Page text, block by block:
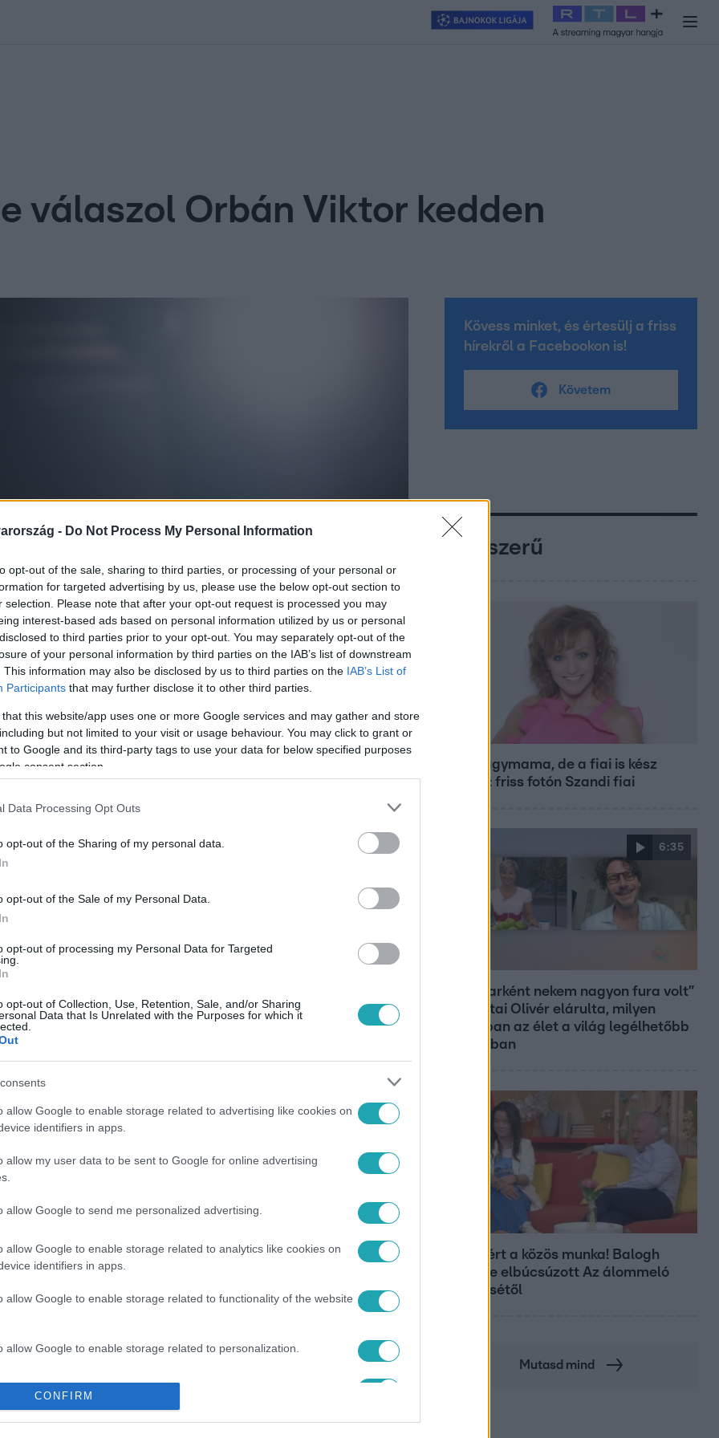
- Do Not Process My Personal Information
opt-out of the sale, sharing to third parties, or processing of your personal or
for targeted advertising by us, please use the below opt-out section to
selection. Please note that after your opt-out request is processed you may
interest-based ads based on personal information utilized by us or personal
to third parties prior to your opt-out. You may separately opt-out of the
of your personal information by third parties on the IAB’s list of downstream
This information may also be disclosed by us to third parties on the IAB’s List of
Participants that may further disclose it to other third parties.
that this website/app uses one or more Google services and may gather and store
but not limited to your visit or usage behaviour. You may click to grant or
to Google and its third-party tags to use your data for below specified purposes
consent section.
Data Processing Opt Outs
opt-out of the Sharing of my personal data.
opt-out of the Sale of my Personal Data.
opt-out of processing my Personal Data for Targeted
opt-out of Collection, Use, Retention, Sale, and/or Sharing
Data that Is Unrelated with the Purposes for which it
allow Google to enable storage related to advertising like cookies on
identifiers in apps.
allow my user data to be sent to Google for online advertising
allow Google to send me personalized advertising.
allow Google to enable storage related to analytics like cookies on
identifiers in apps.
allow Google to enable storage related to functionality of the website
allow Google to enable storage related to personalization.
allow Google to enable storage related to security, including
functionality and fraud prevention, and other user protection.
CONFIRM
Exek csatája 2026 Celeb vagyok, ments ki innen
válaszol Orbán Viktor kedden
kétszer áll a sajtó elé, interjút
lapoknak ad.
legyen a Google-találatokban!
Kövess minket, és értesülj a friss
hírekről a Facebookon is!
Követem
Népszerű
Már nagymama, de a fiai is kész
férfiak: friss fotón Szandi fiai
6:35
„Magyarként nekem nagyon fura volt”
– Pusztai Olivér elárulta, milyen
valójában az élet a világ legélhetőbb
városában
Véget ért a közös munka! Balogh
Levente elbúcsúzott Az álommeló
győztesétől
Mutasd mind